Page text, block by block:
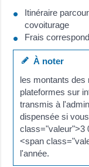
Itinéraire
covoiturage
Frais
À noter
les montants des
plateformes sur
transmis à
dispensée si
class="valeur">3
<span
l'année.